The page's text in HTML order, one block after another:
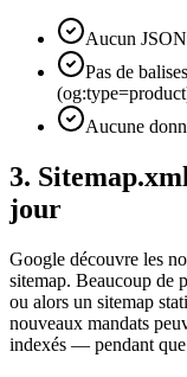
Aucun
Pas de
Aucune
3.
jour
Google découvre les
sitemap. Beaucoup de
ou alors un sitemap
nouveaux mandats
indexés — pendant que